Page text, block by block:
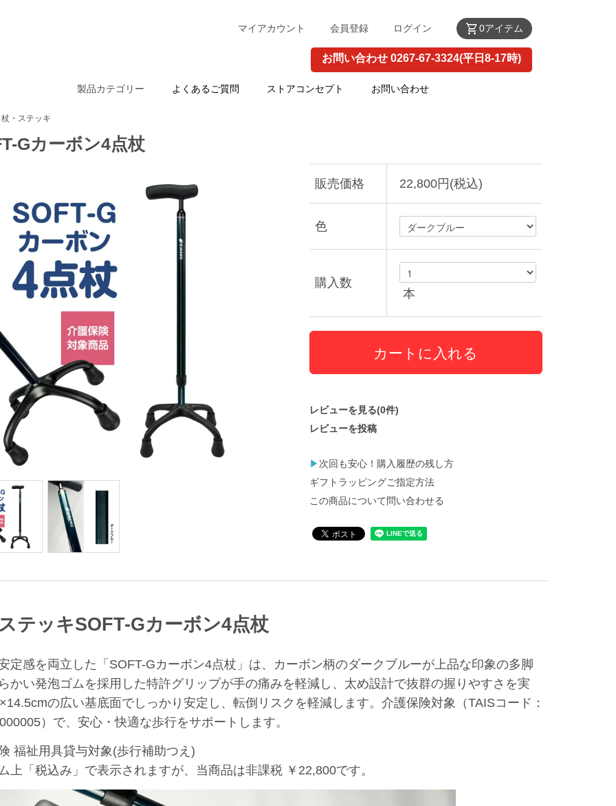
shopping_cart0アイテム
マイアカウント 会員登録 ログイン
お問い合わせ 0267-67-3324(平日8-17時)
製品カテゴリー よくあるご質問 ストアコンセプト お問い合わせ
杖・ステッキ
Gカーボン4点杖
販売価格 22,800円(税込)
色
購入数
本
レビューを見る(0件)
レビューを投稿
▶ 次回も安心！購入履歴の残し方
ギフトラッピングご指定方法
この商品について問い合わせる
テッキSOFT-Gカーボン4点杖
定感を両立した「SOFT-Gカーボン4点杖」は、カーボン柄のダークブルーが上品な印象の多脚
かい発泡ゴムを採用した特許グリップが手の痛みを軽減し、太め設計で抜群の握りやすさを実
の広い基底面でしっかり安定し、転倒リスクを軽減します。介護保険対象（TAISコード：
）で、安心・快適な歩行をサポートします。
福祉用具貸与対象(歩行補助つえ)
上「税込み」で表示されますが、当商品は非課税 ￥22,800です。